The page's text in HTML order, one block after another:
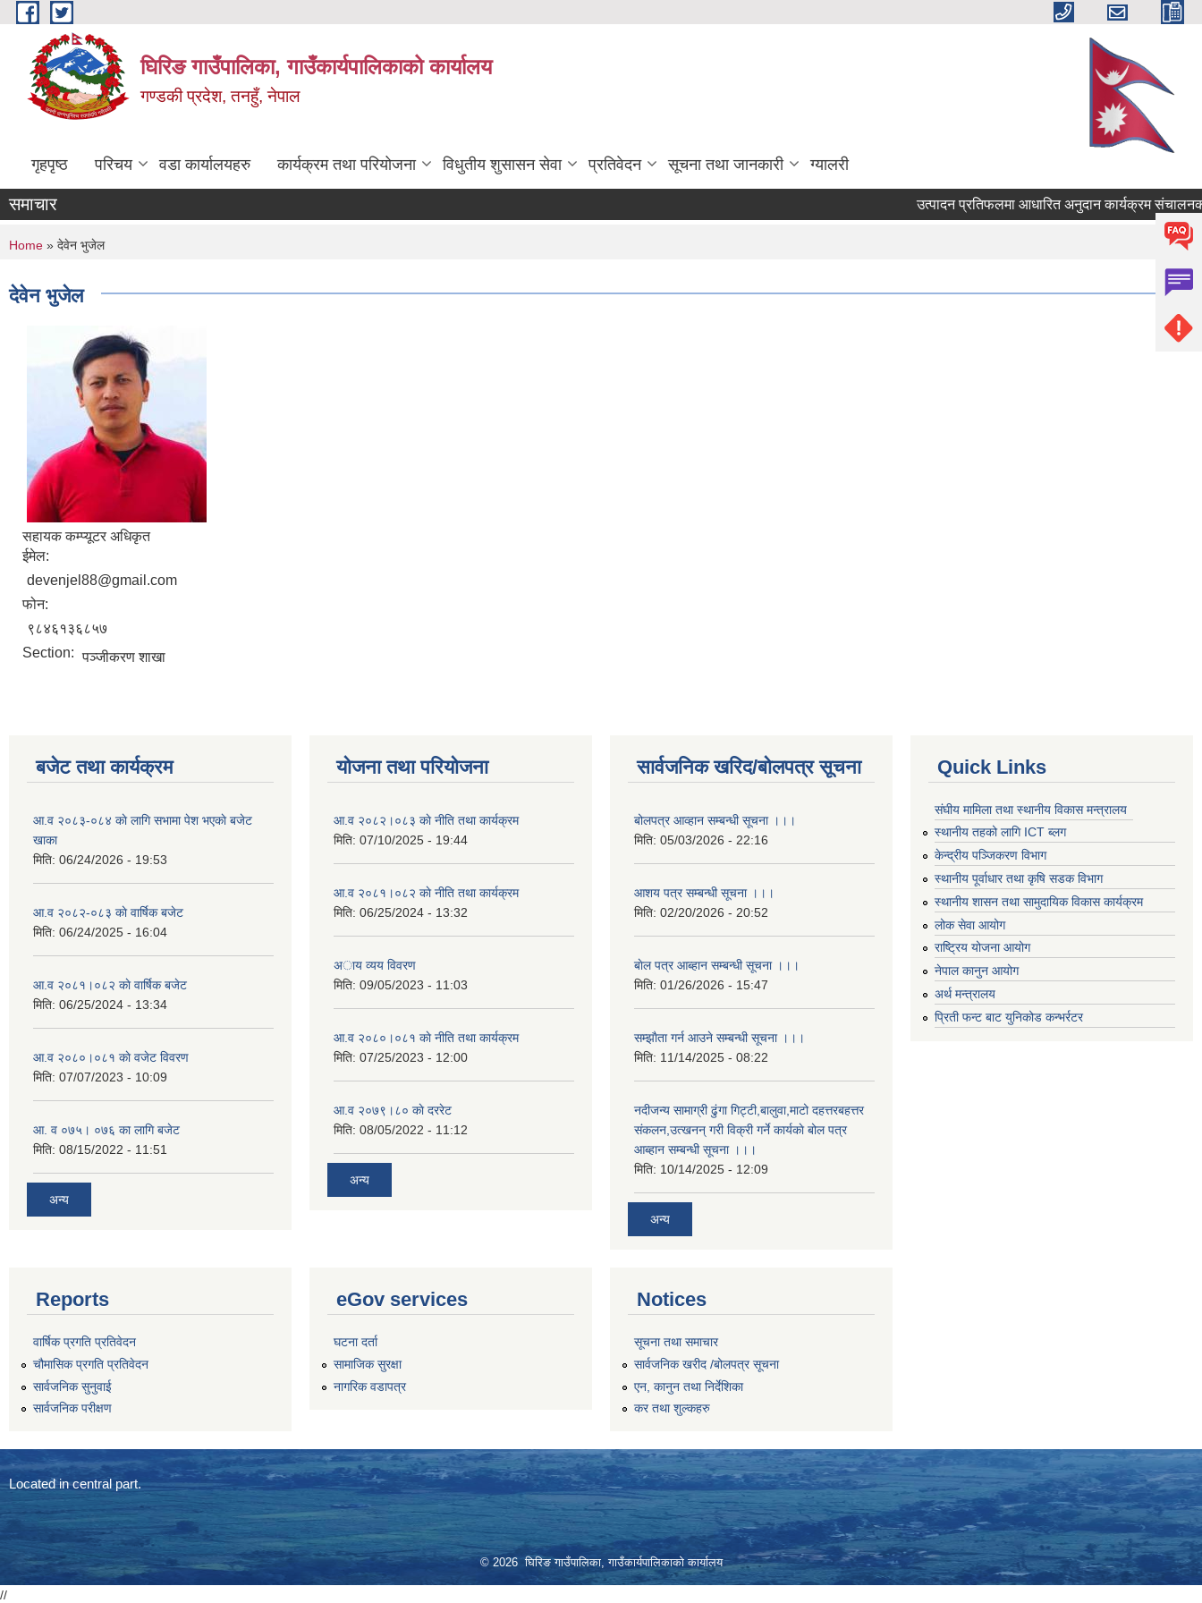
Skip to main content
घिरिङ गाउँपालिका, गाउँकार्यपालिकाको कार्यालय
गण्डकी प्रदेश, तनहुँ, नेपाल
गृहपृष्ठ परिचय वडा कार्यालयहरु कार्यक्रम तथा परियोजना विधुतीय शुसासन सेवा प्रतिवेदन सूचना तथा जानकारी ग्यालरी
समाचार उत्पादन प्रतिफलमा आधारित अनुदान कार्यक्रम संचालनकाे
You are here
Home » देवेन भुजेल
देवेन भुजेल
सहायक कम्प्यूटर अधिकृत
ईमेल:
devenjel88@gmail.com
फोन:
९८४६१३६८५७
Section: पञ्जीकरण शाखा
बजेट तथा कार्यक्रम
आ.व २०८३-०८४ काे लागि सभामा पेश भएकाे बजेट
खाका
मिति: 06/24/2026 - 19:53
आ.व २०८२-०८३ काे वार्षिक बजेट
मिति: 06/24/2025 - 16:04
आ.व २०८१।०८२ काे वार्षिक बजेट
मिति: 06/25/2024 - 13:34
आ.व २०८०।०८१ काे वजेट विवरण
मिति: 07/07/2023 - 10:09
आ. व ०७५। ०७६ का लागि बजेट
मिति: 08/15/2022 - 11:51
अन्य
योजना तथा परियोजना
आ.व २०८२।०८३ काे नीति तथा कार्यक्रम
मिति: 07/10/2025 - 19:44
आ.व २०८१।०८२ काे नीति तथा कार्यक्रम
मिति: 06/25/2024 - 13:32
अाय व्यय विवरण
मिति: 09/05/2023 - 11:03
आ.व २०८०।०८१ काे नीति तथा कार्यक्रम
मिति: 07/25/2023 - 12:00
आ.व २०७९।८० काे दररेट
मिति: 08/05/2022 - 11:12
अन्य
सार्वजनिक खरिद/बोलपत्र सूचना
बोलपत्र आव्हान सम्बन्धी सूचना ।।।
मिति: 05/03/2026 - 22:16
आशय पत्र सम्बन्धी सूचना ।।।
मिति: 02/20/2026 - 20:52
बाेल पत्र आब्हान सम्बन्धी सूचना ।।।
मिति: 01/26/2026 - 15:47
सम्झाैता गर्न आउने सम्बन्धी सूचना ।।।
मिति: 11/14/2025 - 08:22
नदीजन्य सामाग्री ढुंगा गिट्टी,बालुवा,माटो दहत्तरबहत्तर
संकलन,उत्खनन् गरी विक्री गर्ने कार्यकाे बोल पत्र
आब्हान सम्बन्धी सूचना ।।।
मिति: 10/14/2025 - 12:09
अन्य
Quick Links
संघीय मामिला तथा स्थानीय विकास मन्त्रालय
स्थानीय तहको लागि ICT ब्लग
केन्द्रीय पञ्जिकरण विभाग
स्थानीय पूर्वाधार तथा कृषि सडक विभाग
स्थानीय शासन तथा सामुदायिक विकास कार्यक्रम
लोक सेवा आयोग
राष्ट्रिय योजना आयोग
नेपाल कानुन आयोग
अर्थ मन्त्रालय
प्रिती फन्ट बाट युनिकोड कन्भर्रटर
Reports
वार्षिक प्रगति प्रतिवेदन
चौमासिक प्रगति प्रतिवेदन
सार्वजनिक सुनुवाई
सार्वजनिक परीक्षण
eGov services
घटना दर्ता
सामाजिक सुरक्षा
नागरिक वडापत्र
Notices
सूचना तथा समाचार
सार्वजनिक खरीद /बोलपत्र सूचना
एन, कानुन तथा निर्देशिका
कर तथा शुल्कहरु
Located in central part.
© 2026 घिरिङ गाउँपालिका, गाउँकार्यपालिकाको कार्यालय
//